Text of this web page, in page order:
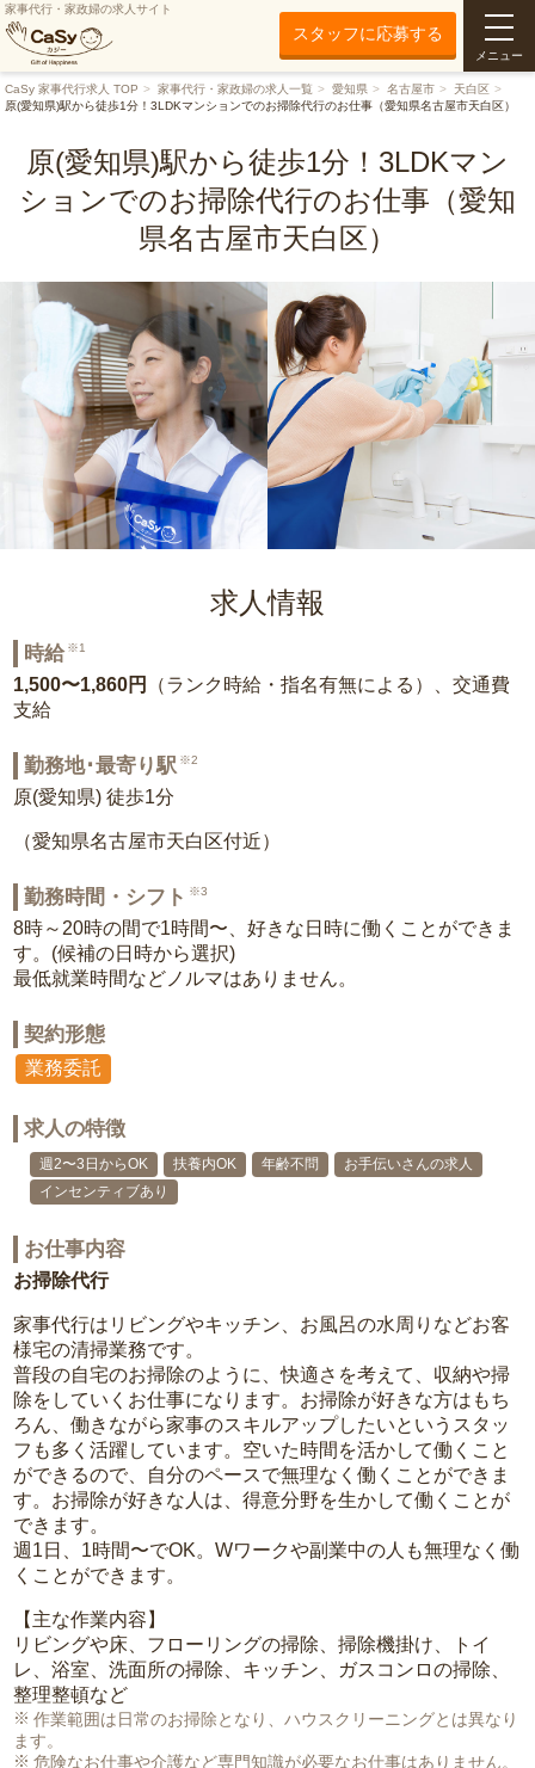
家事代行・家政婦の求人サイト
スタッフに応募する
メニュー
CaSy 家事代行求人 TOP 家事代行・家政婦の求人一覧 愛知県 名古屋市
天白区
原(愛知県)駅から徒歩1分！3LDKマンションでのお掃除代行のお仕事（愛知県名古屋市天白区）
原(愛知県)駅から徒歩1分！3LDKマン
ションでのお掃除代行のお仕事（愛知
県名古屋市天白区）
求人情報
時給 ※1
1,500〜1,860円
（ランク時給・指名有無による）、交通費
支給
勤務地･最寄り駅 ※2
原(愛知県) 徒歩1分
（愛知県名古屋市天白区付近）
勤務時間・シフト ※3
8時～20時の間で1時間〜、好きな日時に働くことができま
す。(候補の日時から選択)
最低就業時間などノルマはありません。
契約形態
業務委託
求人の特徴
週2〜3日からOK 扶養内OK 年齢不問
お手伝いさんの求人
インセンティブあり
お仕事内容
お掃除代行
家事代行はリビングやキッチン、お風呂の水周りなどお客
様宅の清掃業務です。
普段の自宅のお掃除のように、快適さを考えて、収納や掃
除をしていくお仕事になります。お掃除が好きな方はもち
ろん、働きながら家事のスキルアップしたいというスタッ
フも多く活躍しています。空いた時間を活かして働くこと
ができるので、自分のペースで無理なく働くことができま
す。お掃除が好きな人は、得意分野を生かして働くことが
できます。
週1日、1時間〜でOK。Wワークや副業中の人も無理なく働
くことができます。
【主な作業内容】
リビングや床、フローリングの掃除、掃除機掛け、トイ
レ、浴室、洗面所の掃除、キッチン、ガスコンロの掃除、
整理整頓など
作業範囲は日常のお掃除となり、ハウスクリーニングとは異なり
ます。
危険なお仕事や介護など専門知識が必要なお仕事はありません。